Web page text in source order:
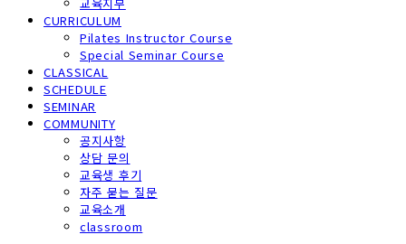
CURRICULUM
Pilates Instructor Course
Special Seminar Course
CLASSICAL
SCHEDULE
SEMINAR
COMMUNITY
공지사항
상담 문의
교육생 후기
자주 묻는 질문
교육소개
classroom